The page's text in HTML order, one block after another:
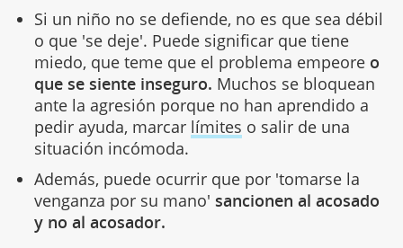
Si un niño no se defiende, no es que sea débil
o que 'se deje'. Puede significar que tiene
miedo, que teme que el problema empeoreo
que se siente inseguro. Muchos se bloquean
ante la agresión porque no han aprendido a
pedir ayuda, marcar límites o salir de una
situación incómoda.
Además, puede ocurrir que por 'tomarse la
venganza por su mano' sancionen al acosado
y no al acosador.